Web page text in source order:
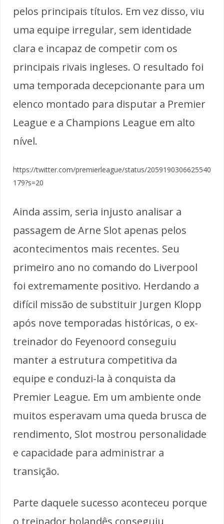
pelos principais títulos. Em vez disso, viu
uma equipe irregular, sem identidade
clara e incapaz de competir com os
principais rivais ingleses. O resultado foi
uma temporada decepcionante para um
elenco montado para disputar a Premier
League e a Champions League em alto
nível.
https://twitter.com/premierleague/status/2059190306625540
179?s=20
Ainda assim, seria injusto analisar a
passagem de Arne Slot apenas pelos
acontecimentos mais recentes. Seu
primeiro ano no comando do Liverpool
foi extremamente positivo. Herdando a
difícil missão de substituir Jurgen Klopp
após nove temporadas históricas, o ex-
treinador do Feyenoord conseguiu
manter a estrutura competitiva da
equipe e conduzi-la à conquista da
Premier League. Em um ambiente onde
muitos esperavam uma queda brusca de
rendimento, Slot mostrou personalidade
e capacidade para administrar a
transição.
Parte daquele sucesso aconteceu porque
o treinador holandês conseguiu